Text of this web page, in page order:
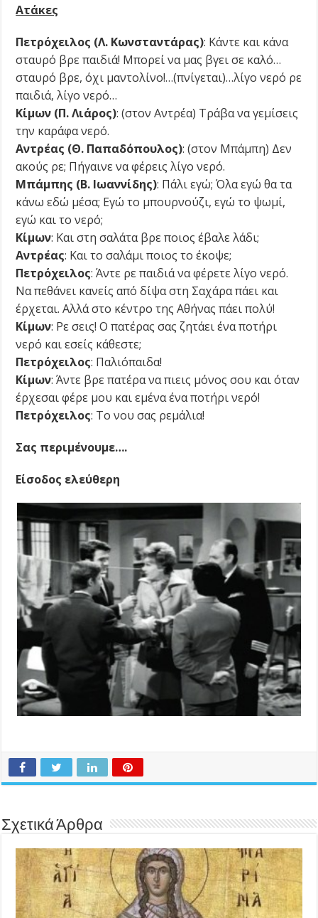
Ατάκες
Πετρόχειλος (Λ. Κωνσταντάρας): Κάντε και κάνα
σταυρό βρε παιδιά! Μπορεί να μας βγει σε καλό…
σταυρό βρε, όχι μαντολίνο!…(πνίγεται)…λίγο νερό ρε
παιδιά, λίγο νερό…
Κίμων (Π. Λιάρος): (στον Αντρέα) Τράβα να γεμίσεις
την καράφα νερό.
Αντρέας (Θ. Παπαδόπουλος): (στον Μπάμπη) Δεν
ακούς ρε; Πήγαινε να φέρεις λίγο νερό.
Μπάμπης (Β. Ιωαννίδης): Πάλι εγώ; Όλα εγώ θα τα
κάνω εδώ μέσα; Εγώ το μπουρνούζι, εγώ το ψωμί,
εγώ και το νερό;
Κίμων: Και στη σαλάτα βρε ποιος έβαλε λάδι;
Αντρέας: Και το σαλάμι ποιος το έκοψε;
Πετρόχειλος: Άντε ρε παιδιά να φέρετε λίγο νερό.
Να πεθάνει κανείς από δίψα στη Σαχάρα πάει και
έρχεται. Αλλά στο κέντρο της Αθήνας πάει πολύ!
Κίμων: Ρε σεις! Ο πατέρας σας ζητάει ένα ποτήρι
νερό και εσείς κάθεστε;
Πετρόχειλος: Παλιόπαιδα!
Κίμων: Άντε βρε πατέρα να πιεις μόνος σου και όταν
έρχεσαι φέρε μου και εμένα ένα ποτήρι νερό!
Πετρόχειλος: Το νου σας ρεμάλια!
Σας περιμένουμε….
Είσοδος ελεύθερη
Σχετικά Άρθρα